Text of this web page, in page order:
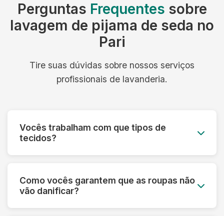
Perguntas Frequentes sobre
lavagem de pijama de seda no
Pari
Tire suas dúvidas sobre nossos serviços
profissionais de lavanderia.
Vocês trabalham com que tipos de
tecidos?
tecidos sintéticos e técnicos. Cada material
Como vocês garantem que as roupas não
vão danificar?